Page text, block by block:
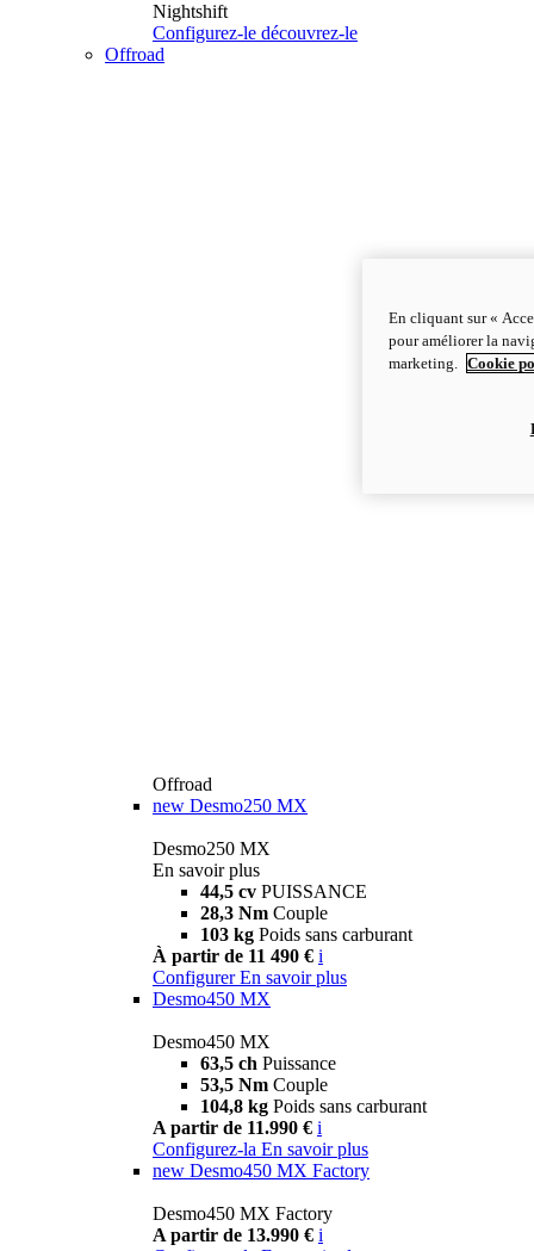
Nightshift
Configurez-le découvrez-le
Offroad
Offroad
new Desmo250 MX
Desmo250 MX
En savoir plus
44,5 cv PUISSANCE
28,3 Nm Couple
103 kg Poids sans carburant
À partir de 11 490 € i
Configurer En savoir plus
Desmo450 MX
Desmo450 MX
63,5 ch Puissance
53,5 Nm Couple
104,8 kg Poids sans carburant
A partir de 11.990 € i
Configurez-la En savoir plus
new Desmo450 MX Factory
Desmo450 MX Factory
A partir de 13.990 € i
En cliquant sur «
pour améliorer la
marketing.
Cookie